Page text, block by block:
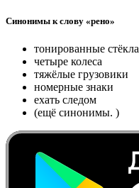
Синонимы к слову «рено»
тонированные стёкла
четыре колеса
тяжёлые грузовики
номерные знаки
ехать следом
(ещё синонимы. )